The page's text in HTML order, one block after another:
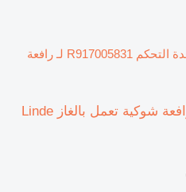
وحدة التحكم R917005831 لـ رافعة
وحدة التحكم R917005831 لـ رافعة شوكية تعمل بالغاز Linde